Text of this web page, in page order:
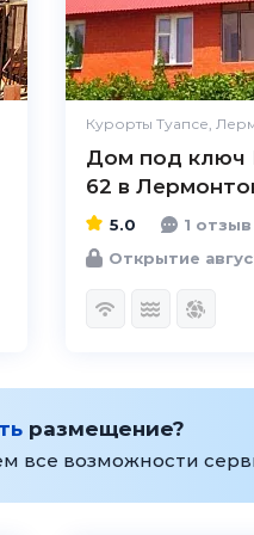
Курорты Туапсе,
Дом под ключ
62 в
5.0
1 отзыв
Открытие
размещение?
все возможности